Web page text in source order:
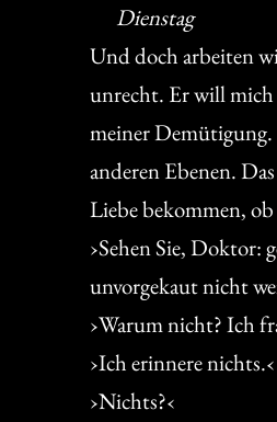
Dienstag
Und doch arbeiten
unrecht. Er will mich
meiner
anderen Ebenen.
Liebe bekommen, ob
›Sehen Sie, Doktor:
unvorgekaut nicht
›Warum nicht? Ich
›Ich erinnere nichts.‹
›Nichts?‹